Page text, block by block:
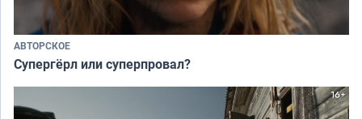
АВТОРСКОЕ
Супергёрл или суперпровал?